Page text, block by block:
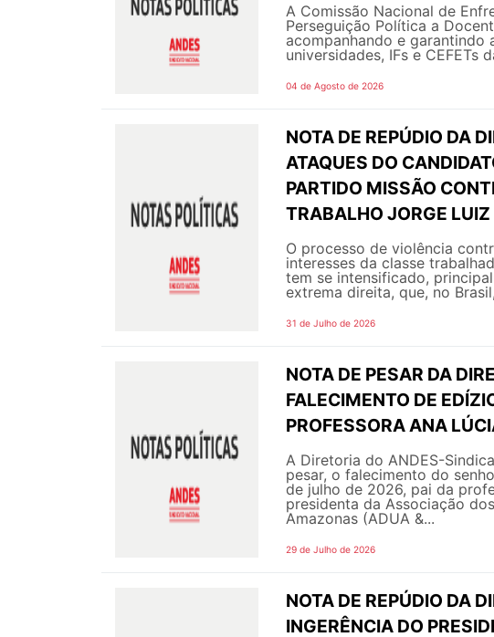
A Comissão Nacional de
Perseguição Política a
acompanhando e garantindo
universidades, IFs e CEFETs
04 de Agosto de 2026
NOTA DE REPÚDIO DA
ATAQUES DO
PARTIDO MISSÃO
TRABALHO JORGE
O processo de violência
interesses da classe
tem se intensificado,
extrema direita, que, no
31 de Julho de 2026
NOTA DE PESAR DA
FALECIMENTO DE
PROFESSORA ANA
A Diretoria do ANDES-
pesar, o falecimento do
de julho de 2026, pai da
presidenta da Associação
Amazonas (ADUA &...
29 de Julho de 2026
NOTA DE REPÚDIO DA
INGERÊNCIA DO